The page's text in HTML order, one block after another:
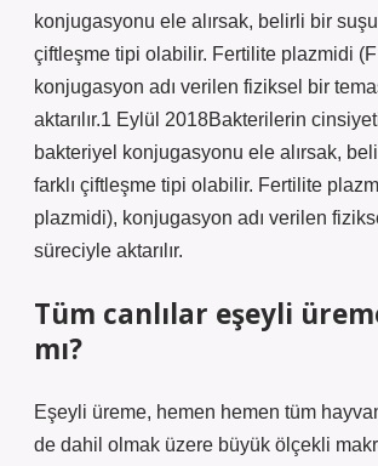
konjugasyonu ele alırsak, belirli bir
çiftleşme tipi olabilir. Fertilite plazmidi
konjugasyon adı verilen fiziksel bir
aktarılır.1 Eylül 2018Bakterilerin
bakteriyel konjugasyonu ele alırsak,
farklı çiftleşme tipi olabilir. Fertilite
plazmidi), konjugasyon adı verilen
süreciyle aktarılır.
Tüm canlılar eşeyli
mı?
Eşeyli üreme, hemen hemen tüm
de dahil olmak üzere büyük ölçekli